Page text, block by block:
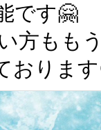
です🤗
方もも
おりま